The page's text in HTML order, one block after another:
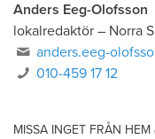
Anders Eeg-Olofsson
lokalredaktör – Norra
anders.eeg-
010-459 17 12
MISSA INGET FRÅN